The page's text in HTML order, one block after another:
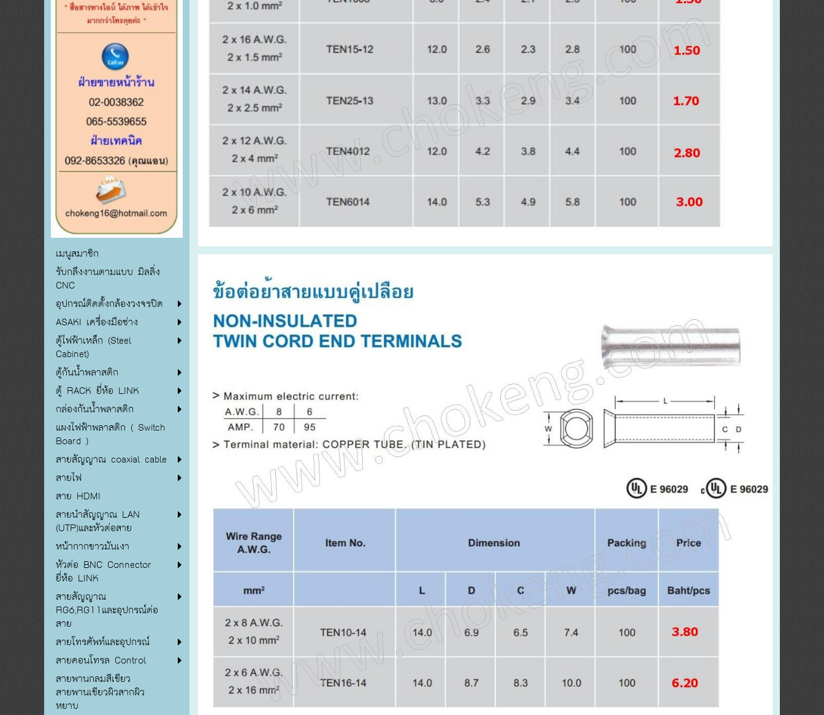
เมนูสมาชิก
รับกลึงงานตามแบบ มิลลิ่ง
CNC
อุปกรณ์ติดตั้งกล้องวงจรปิด
ASAKI เครื่องมือช่าง
ตู้ไฟฟ้าเหล็ก (Steel
Cabinet)
ตู้กันน้ำพลาสติก
ตู้ RACK ยี่ห้อ LINK
กล่องกันน้ำพลาสติก
แผงไฟฟ้าพลาสติก ( Switch
Board )
สายสัญญาณ coaxial cable
สายไฟ
สาย HDMI
สายนำสัญญาณ LAN
(UTP)และหัวต่อสาย
หน้ากากขาวมันเงา
หัวต่อ BNC Connector
ยี่ห้อ LINK
สายสัญญาณ
RG6,RG11และอุปกรณ์ต่อ
สาย
สายโทรศัพท์และอุปกรณ์
สายคอนโทรล Control
สายพานกลมสีเขียว
สายพานเขียวผิวสากผิว
หยาบ